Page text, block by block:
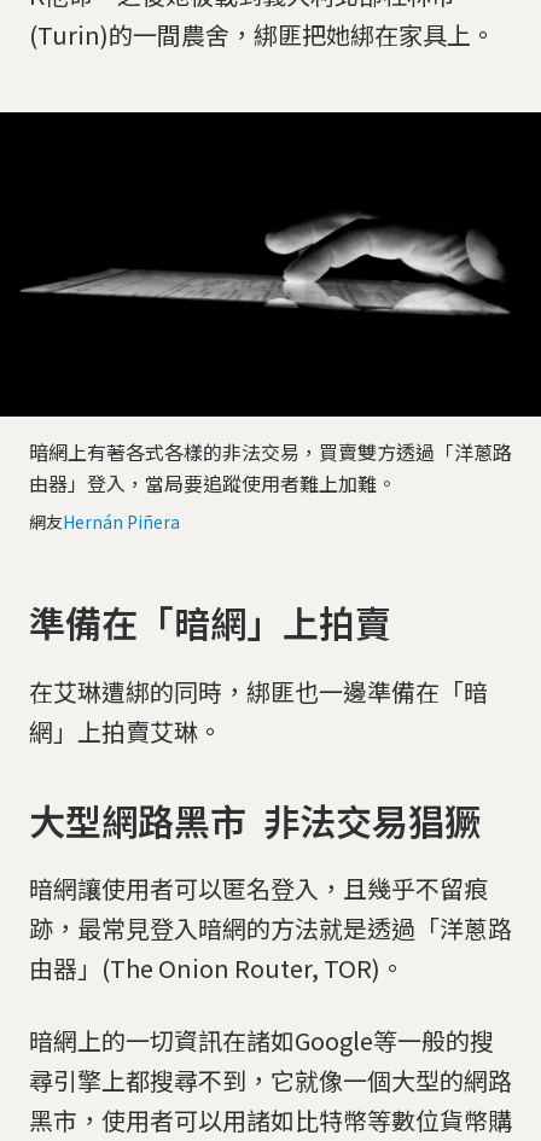
(Turin)的一間農舍，綁匪把她綁在家具上。
暗網上有著各式各樣的非法交易，買賣雙方透過「洋蔥路
由器」登入，當局要追蹤使用者難上加難。
網友Hernán Piñera
準備在「暗網」上拍賣
在艾琳遭綁的同時，綁匪也一邊準備在「暗
網」上拍賣艾琳。
大型網路黑市 非法交易猖獗
暗網讓使用者可以匿名登入，且幾乎不留痕
跡，最常見登入暗網的方法就是透過「洋蔥路
由器」(The Onion Router, TOR)。
暗網上的一切資訊在諸如Google等一般的搜
尋引擎上都搜尋不到，它就像一個大型的網路
黑市，使用者可以用諸如比特幣等數位貨幣購